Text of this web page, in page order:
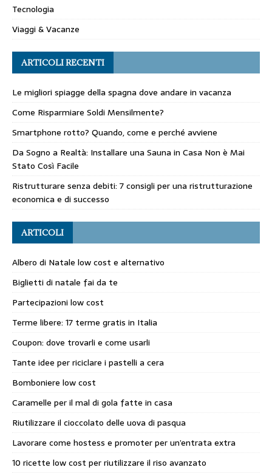
Tecnologia
Viaggi & Vacanze
ARTICOLI RECENTI
Le migliori spiagge della spagna dove andare in vacanza
Come Risparmiare Soldi Mensilmente?
Smartphone rotto? Quando, come e perché avviene
Da Sogno a Realtà: Installare una Sauna in Casa Non è Mai
Stato Così Facile
Ristrutturare senza debiti: 7 consigli per una ristrutturazione
economica e di successo
ARTICOLI
Albero di Natale low cost e alternativo
Biglietti di natale fai da te
Partecipazioni low cost
Terme libere: 17 terme gratis in Italia
Coupon: dove trovarli e come usarli
Tante idee per riciclare i pastelli a cera
Bomboniere low cost
Caramelle per il mal di gola fatte in casa
Riutilizzare il cioccolato delle uova di pasqua
Lavorare come hostess e promoter per un’entrata extra
10 ricette low cost per riutilizzare il riso avanzato